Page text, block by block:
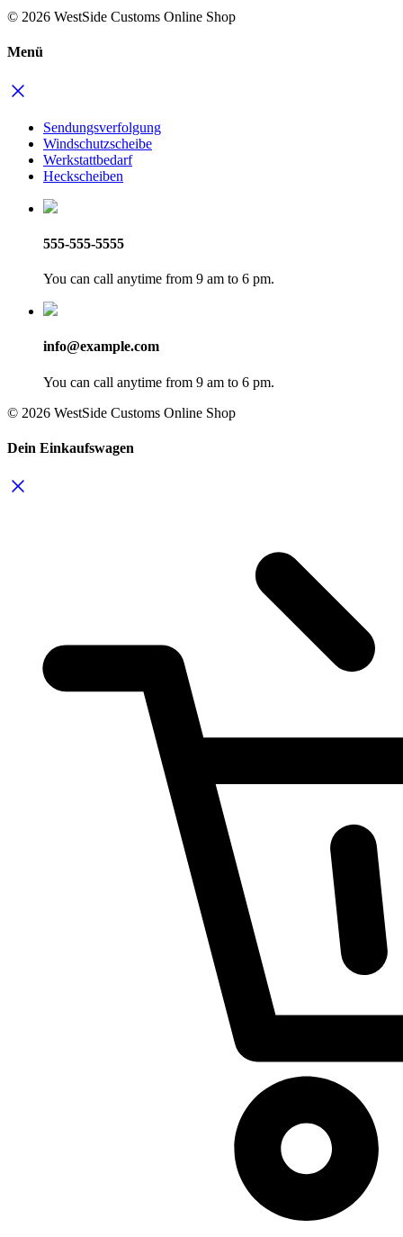
© 2026 WestSide Customs Online Shop
Menü
Sendungsverfolgung
Windschutzscheibe
Werkstattbedarf
Heckscheiben
555-555-5555
You can call anytime from 9 am to 6 pm.
info@example.com
You can call anytime from 9 am to 6 pm.
© 2026 WestSide Customs Online Shop
Dein Einkaufswagen